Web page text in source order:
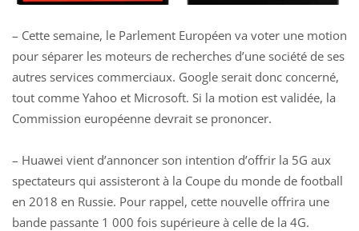
– Cette semaine, le Parlement Européen va voter une motion
pour séparer les moteurs de recherches d’une société de ses
autres services commerciaux. Google serait donc concerné,
tout comme Yahoo et Microsoft. Si la motion est validée, la
Commission européenne devrait se prononcer.
– Huawei vient d’annoncer son intention d’offrir la 5G aux
spectateurs qui assisteront à la Coupe du monde de football
en 2018 en Russie. Pour rappel, cette nouvelle offrira une
bande passante 1 000 fois supérieure à celle de la 4G.